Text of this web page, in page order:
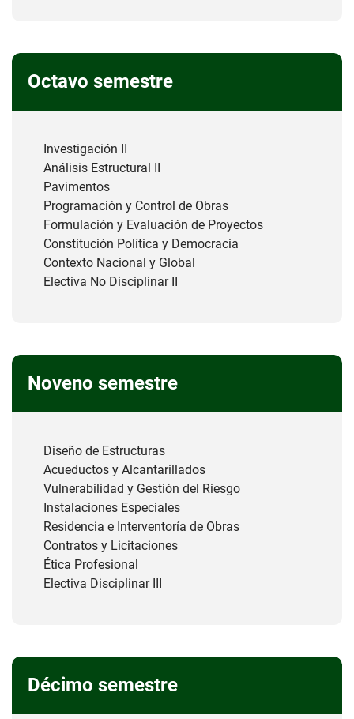
Octavo semestre
Investigación II
Análisis Estructural II
Pavimentos
Programación y Control de Obras
Formulación y Evaluación de Proyectos
Constitución Política y Democracia
Contexto Nacional y Global
Electiva No Disciplinar II
Noveno semestre
Diseño de Estructuras
Acueductos y Alcantarillados
Vulnerabilidad y Gestión del Riesgo
Instalaciones Especiales
Residencia e Interventoría de Obras
Contratos y Licitaciones
Ética Profesional
Electiva Disciplinar III
Décimo semestre